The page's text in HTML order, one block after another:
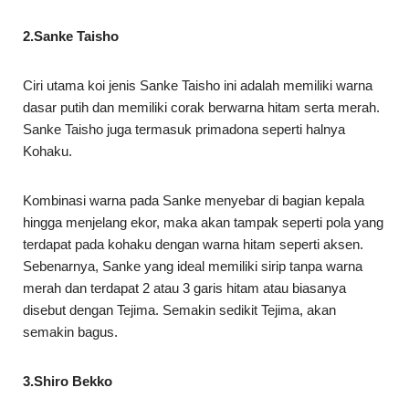
2.Sanke Taisho
Ciri utama koi jenis Sanke Taisho ini adalah memiliki warna
dasar putih dan memiliki corak berwarna hitam serta merah.
Sanke Taisho juga termasuk primadona seperti halnya
Kohaku.
Kombinasi warna pada Sanke menyebar di bagian kepala
hingga menjelang ekor, maka akan tampak seperti pola yang
terdapat pada kohaku dengan warna hitam seperti aksen.
Sebenarnya, Sanke yang ideal memiliki sirip tanpa warna
merah dan terdapat 2 atau 3 garis hitam atau biasanya
disebut dengan Tejima. Semakin sedikit Tejima, akan
semakin bagus.
3.Shiro Bekko